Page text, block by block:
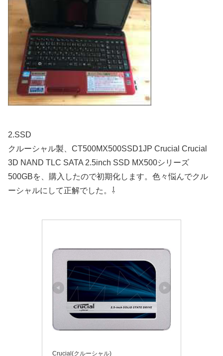
2.SSD
クルーシャル製、 CT500MX500SSD1JP Crucial Crucial
3D NAND TLC SATA 2.5inch SSD MX500シリーズ
500GBを、購入したので初期化します。色々悩んでクル
ーシャルにして正解でした。⇩
Crucial(クルーシャル)